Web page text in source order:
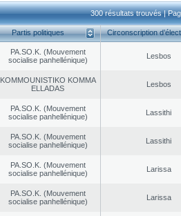
300 résultats trouvés |
Partis politiques Circonscription
PA.SO.K. (Mouvement
socialise panhellénique)
Lesbos
KOMMOUNISTIKO KOMMA
ELLADAS
Lesbos
PA.SO.K. (Mouvement
socialise panhellénique)
Lassithi
PA.SO.K. (Mouvement
socialise panhellénique)
Lassithi
PA.SO.K. (Mouvement
socialise panhellénique)
Larissa
PA.SO.K. (Mouvement
socialise panhellénique)
Larissa